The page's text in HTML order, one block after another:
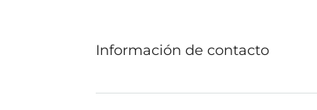
Información de contacto